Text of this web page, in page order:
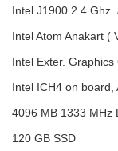
Intel J1900 2.4 Ghz.
Intel Atom Anakart (
Intel Exter.
Intel ICH4 on board,
4096 MB 1333 MHz
120 GB SSD